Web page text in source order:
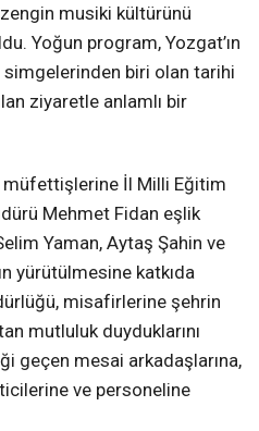
musiki kültürünü
Yoğun program, Yozgat’ın
biri olan tarihi
ziyaretle anlamlı bir
müfettişlerine İl Milli Eğitim
Mehmet Fidan eşlik
Yaman, Aytaş Şahin ve
yürütülmesine katkıda
misafirlerine şehrin
mutluluk duyduklarını
geçen mesai arkadaşlarına,
ve personeline